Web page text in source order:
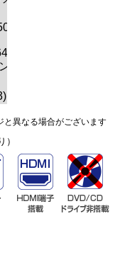
異なる場合がございます